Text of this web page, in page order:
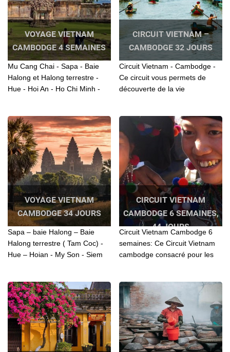
VOYAGE VIETNAM
CAMBODGE 4 SEMAINES
Mu Cang Chai - Sapa - Baie
Halong et Halong terrestre -
Hue - Hoi An - Ho Chi Minh -
destinations de ce voyage.
CIRCUIT VIETNAM –
CAMBODGE 32 JOURS
Circuit Vietnam - Cambodge -
Ce circuit vous permets de
découverte de la vie
et Cambodge
VOYAGE VIETNAM
CAMBODGE 34 JOURS
Sapa – baie Halong – Baie
Halong terrestre ( Tam Coc) -
Hue – Hoian - My Son - Siem
Chau Doc – Long Xuyen
CIRCUIT VIETNAM
CAMBODGE 6 SEMAINES,
44 JOURS
Circuit Vietnam Cambodge 6
semaines: Ce Circuit Vietnam
cambodge consacré pour les
approfondie des pays....